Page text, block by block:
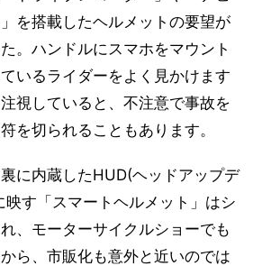
を搭載したヘルメットの要望が
。ハンドルにスマホをマウント
いるライダーをよく見かけます
視していると、不注意で事故を
を切られることもあります。
に内蔵したHUD(ヘッドアップデ
映す「スマートヘルメット」はシ
、モーターサイクルショーでも
ら、市販化も意外と近いのでは